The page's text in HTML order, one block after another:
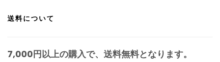
送料について
7,000円以上の購入で、 送料無料となります。